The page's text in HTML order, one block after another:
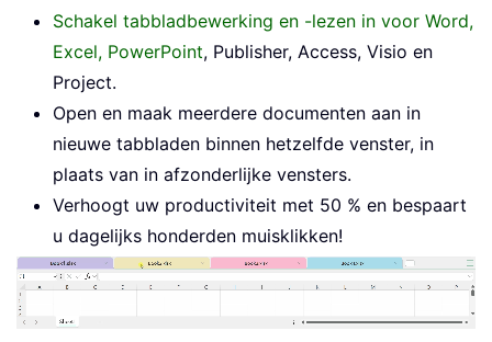
Schakel tabbladbewerking en -lezen in voor Word,
Excel, PowerPoint, Publisher, Access, Visio en
Project.
Open en maak meerdere documenten aan in
nieuwe tabbladen binnen hetzelfde venster, in
plaats van in afzonderlijke vensters.
Verhoogt uw productiviteit met 50 % en bespaart
u dagelijks honderden muisklikken!